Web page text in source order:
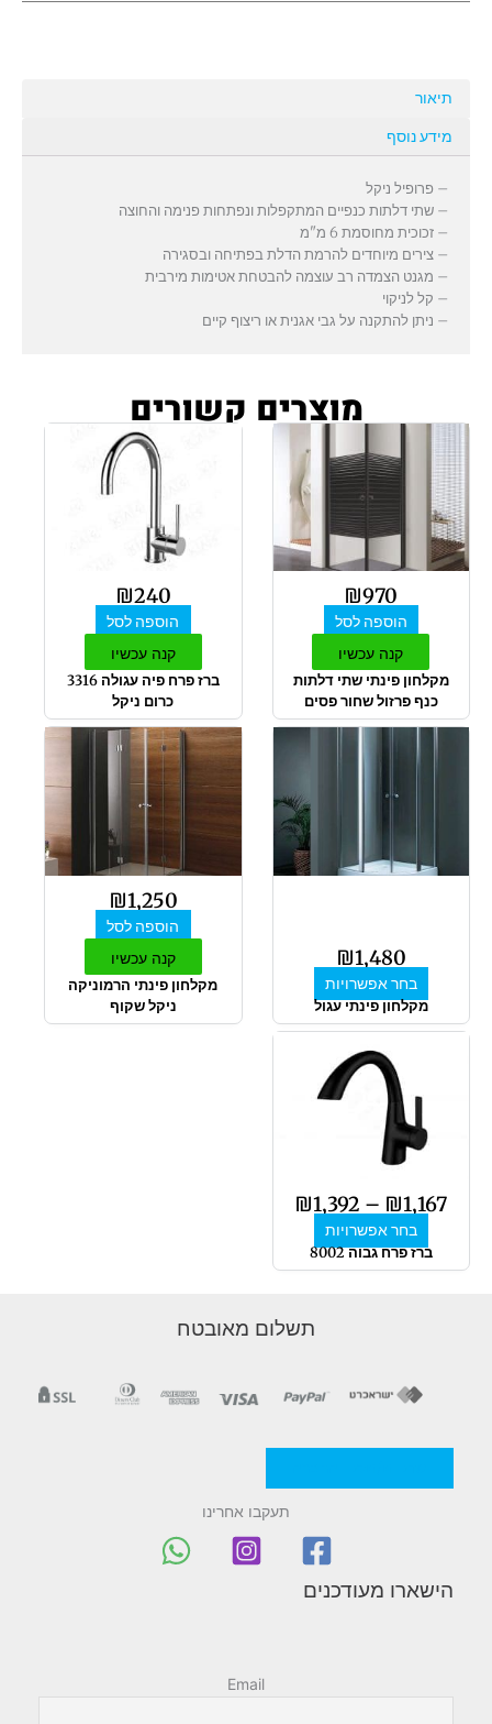
תיאור
מידע נוסף
– פרופיל ניקל
– שתי דלתות כנפיים המתקפלות ונפתחות פנימה והחוצה
– זכוכית מחוסמת 6 מ"מ
– צירים מיוחדים להרמת הדלת בפתיחה ובסגירה
– מגנט הצמדה רב עוצמה להבטחת אטימות מירבית
– קל לניקוי
– ניתן להתקנה על גבי אגנית או ריצוף קיים
מוצרים קשורים
₪970
הוספה לסל
קנה עכשיו
מקלחון פינתי שתי דלתות
כנף פרזול שחור פסים
₪240
הוספה לסל
קנה עכשיו
ברז פרח פיה עגולה 3316
כרום ניקל
₪1,480
בחר אפשרויות
זה
ניתן
בעמוד
המוצר
מקלחון פינתי עגול
₪1,250
הוספה לסל
קנה עכשיו
מקלחון פינתי הרמוניקה
ניקל שקוף
₪1,167
–
₪1,392
טווח
בחר אפשרויות
זה
את
האפשרויות
בעמוד
ברז פרח גבוה 8002
תשלום מאובטח
תעקבו אחרינו
הישארו מעודכנים
Email